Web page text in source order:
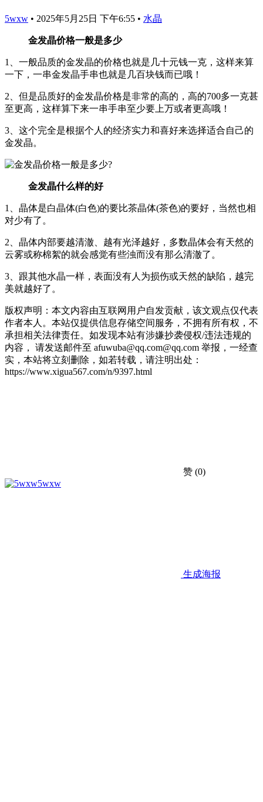
5wxw • 2025年5月25日 下午6:55 • 水晶
金发晶价格一般是多少
1、一般品质的金发晶的价格也就是几十元钱一克，这样来算
一下，一串金发晶手串也就是几百块钱而已哦！
2、但是品质好的金发晶价格是非常的高的，高的700多一克甚
至更高，这样算下来一串手串至少要上万或者更高哦！
3、这个完全是根据个人的经济实力和喜好来选择适合自己的
金发晶。
金发晶什么样的好
1、晶体是白晶体(白色)的要比茶晶体(茶色)的要好，当然也相
对少有了。
2、晶体内部要越清澈、越有光泽越好，多数晶体会有天然的
云雾或称棉絮的就会感觉有些浊而没有那么清澈了。
3、跟其他水晶一样，表面没有人为损伤或天然的缺陷，越完
美就越好了。
版权声明：本文内容由互联网用户自发贡献，该文观点仅代表
作者本人。本站仅提供信息存储空间服务，不拥有所有权，不
承担相关法律责任。如发现本站有涉嫌抄袭侵权/违法违规的
内容， 请发送邮件至 afuwuba@qq.com@qq.com 举报，一经查
实，本站将立刻删除，如若转载，请注明出处：
https://www.xigua567.com/n/9397.html
赞 (0)
5wxw
生成海报